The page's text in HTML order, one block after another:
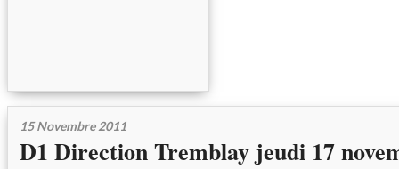
15 Novembre 2011
D1 Direction Tremblay jeudi 17